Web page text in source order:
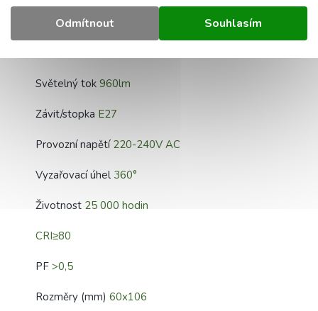
Odmítnout Souhlasím
Výkon8W
Světelný tok 960lm
Závit/stopka E27
Provozní napětí 220-240V AC
Vyzařovací úhel 360°
Životnost 25 000 hodin
CRI≥80
PF >0,5
Rozměry (mm) 60x106